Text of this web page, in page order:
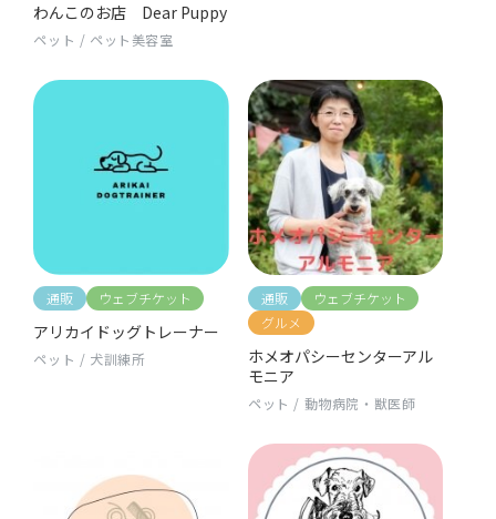
わんこのお店 Dear Puppy
ペット / ペット美容室
通販 ウェブチケット
アリカイドッグトレーナー
ペット / 犬訓練所
通販
ウェブチケット
グルメ
ホメオパシーセンターアル
モニア
ペット / 動物病院・獣医師